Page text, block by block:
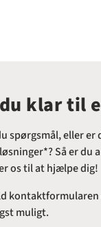
klar til
spørgsmål, eller
Så er du
os til at hjælpe dig!
kontaktformularen
muligt.